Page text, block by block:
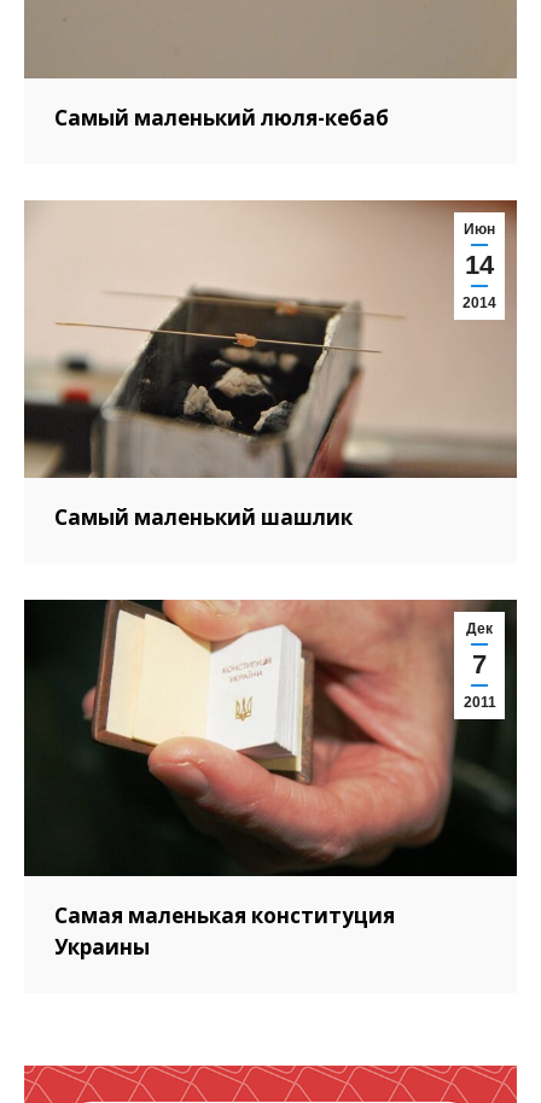
Самый маленький люля-кебаб
Июн
14
2014
Самый маленький шашлик
Дек
7
2011
Самая маленькая конституция
Украины